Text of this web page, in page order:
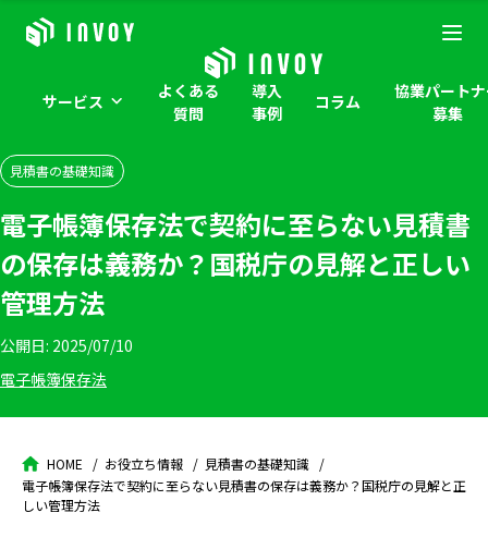
サービス
よくある
質問
導入
事例
コラム
協業パート
募集
見積書の基礎知識
電子帳簿保存法で契約に至らない見積書
の保存は義務か？国税庁の見解と正しい
管理方法
公開日: 2025/07/10
電子帳簿保存法
HOME お役立ち情報
見積書の基礎知識
電子帳簿保存法で契約に至らない見積書の保存は義務か？国税庁の見解と正
しい管理方法